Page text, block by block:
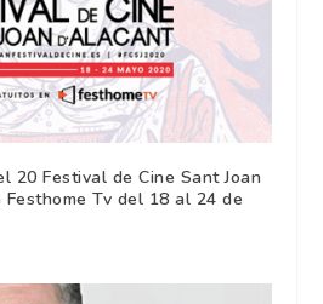
20 Festival de Cine Sant Joan
Festhome Tv del 18 al 24 de